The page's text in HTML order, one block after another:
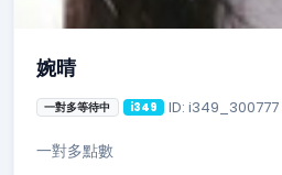
婉晴
一對多等待中 i349 ID: i349_300777
一對多點數